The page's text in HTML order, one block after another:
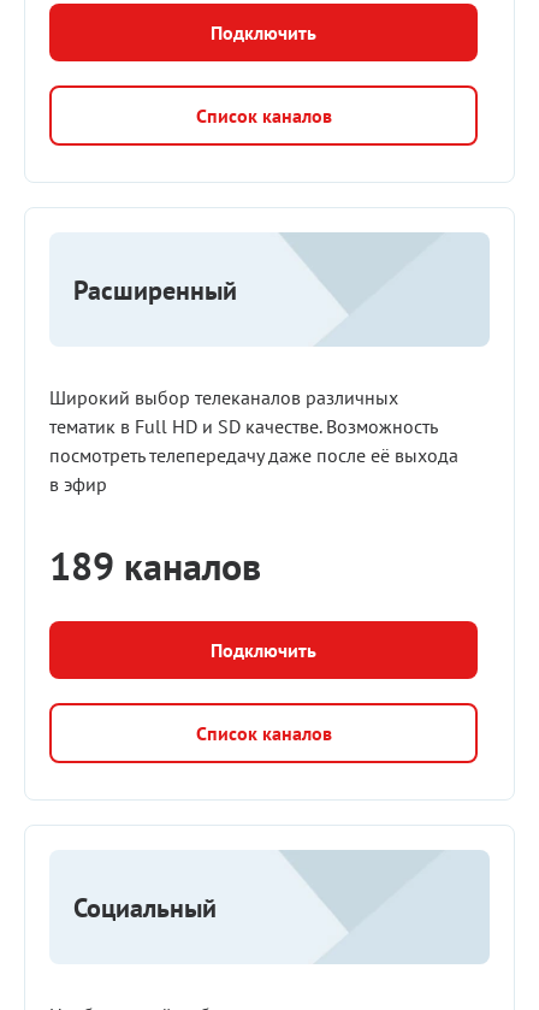
Подключить
Список каналов
Расширенный
Широкий выбор телеканалов различных
тематик в Full HD и SD качестве. Возможность
посмотреть телепередачу даже после её выхода
в эфир
189 каналов
Подключить
Список каналов
Социальный